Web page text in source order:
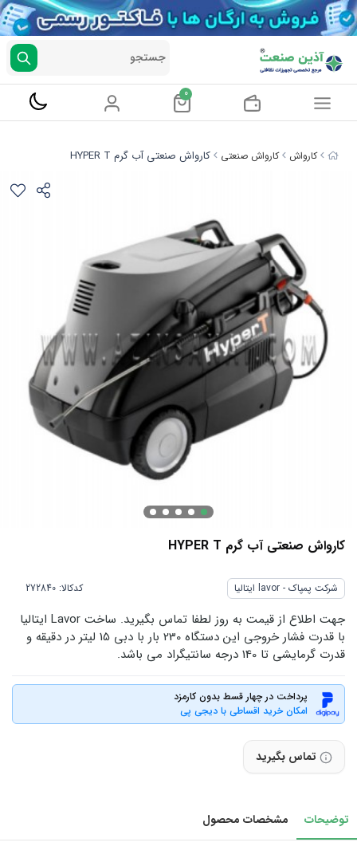
کارواش کارواش صنعتی کارواش صنعتی آب گرم HYPER T
شرکت پمپاک - lavor ایتالیا کدکالا:
کارواش صنعتی آب گرم HYPER T
جهت اطلاع از قیمت به روز لطفا تماس بگیرید. ساخت Lavor ایتالیا
با قدرت فشار خروجی این دستگاه 230 بار با دبی 15 لیتر در دقیقه و
قدرت گرمایشی تا 140 درجه سانتیگراد می باشد.
پرداخت در چهار قسط بدون کارمزد
امکان خرید اقساطی با دیجی پی
تماس بگیرید
توضیحات مشخصات محصول
جستجو
0